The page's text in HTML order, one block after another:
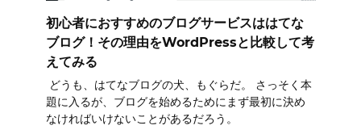
初心者におすすめのブログサービスははてな
ブログ！その理由をWordPressと比較して考
えてみる
どうも、はてなブログの犬、もぐらだ。 さっそく本
題に入るが、ブログを始めるためにまず最初に決め
なければいけないことがあるだろう。